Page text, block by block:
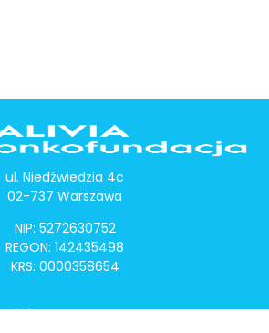
ul. Niedźwiedzia 4c
02-737 Warszawa
NIP: 5272630752
REGON: 142435498
KRS: 0000358654
Alivia Onkomapa